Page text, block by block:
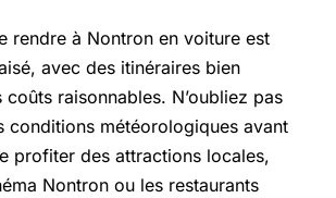
rendre à Nontron en voiture est
avec des itinéraires bien
raisonnables. N’oubliez pas
conditions météorologiques avant
profiter des attractions locales,
Nontron ou les restaurants